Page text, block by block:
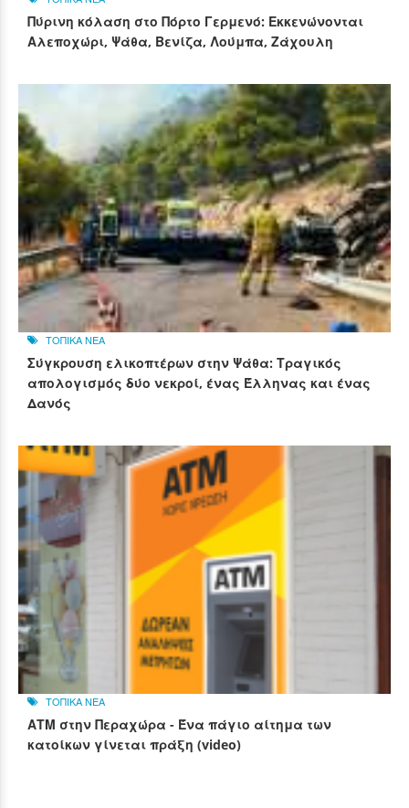
Πύρινη κόλαση στο Πόρτο Γερμενό: Εκκενώνονται
Αλεποχώρι, Ψάθα, Βενίζα, Λούμπα, Ζάχουλη
ΤΟΠΙΚΑ ΝΕΑ
Σύγκρουση ελικοπτέρων στην Ψάθα: Τραγικός
απολογισμός δύο νεκροί, ένας Έλληνας και ένας
Δανός
ΤΟΠΙΚΑ ΝΕΑ
ΑΤΜ στην Περαχώρα - Ένα πάγιο αίτημα των
κατοίκων γίνεται πράξη (video)